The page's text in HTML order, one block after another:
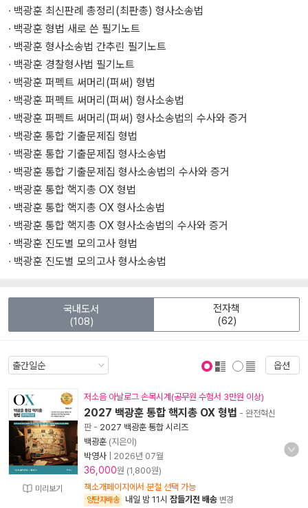
∙ 백광훈 최신판례 총정리(최판총) 형사소송법
∙ 백광훈 형법 새로 쓴 필기노트
∙ 백광훈 형사소송법 간추린 필기노트
∙ 백광훈 경찰형사법 필기노트
∙ 백광훈 퍼펙트 써머리(퍼써) 형법
∙ 백광훈 퍼펙트 써머리(퍼써) 형사소송법
∙ 백광훈 퍼펙트 써머리(퍼써) 형사소송법의 수사와 증거
∙ 백광훈 통합 기출문제집 형법
∙ 백광훈 통합 기출문제집 형사소송법
∙ 백광훈 통합 기출문제집 형사소송법의 수사와 증거
∙ 백광훈 통합 핵지총 OX 형법
∙ 백광훈 통합 핵지총 OX 형사소송법
∙ 백광훈 통합 핵지총 OX 형사소송법의 수사와 증거
∙ 백광훈 진도별 모의고사 형법
∙ 백광훈 진도별 모의고사 형사소송법
국내도서
(108)
전자책
(62)
옵션
미리보기
저소음 아날로그 손목시계(공무원 수험서 3만원 이상)
2027 백광훈 통합 핵지총 OX 형법 - 완전혁신
판- 2027 백광훈 통합 시리즈
백광훈 (지은이)
박영사
2026년 07월
36,000원 (1,800원)
책소개페이지에서 분철 선택 가능
양탄자배송 내일 밤 11시 잠들기전 배송 변경